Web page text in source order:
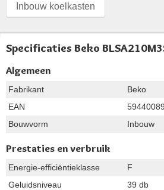
Inbouw koelkasten
Specificaties Beko
Algemeen
Fabrikant
Beko
EAN
Bouwvorm
Inbouw
Prestaties en verbruik
Energie-efficiëntieklasse
F
Geluidsniveau
39 db